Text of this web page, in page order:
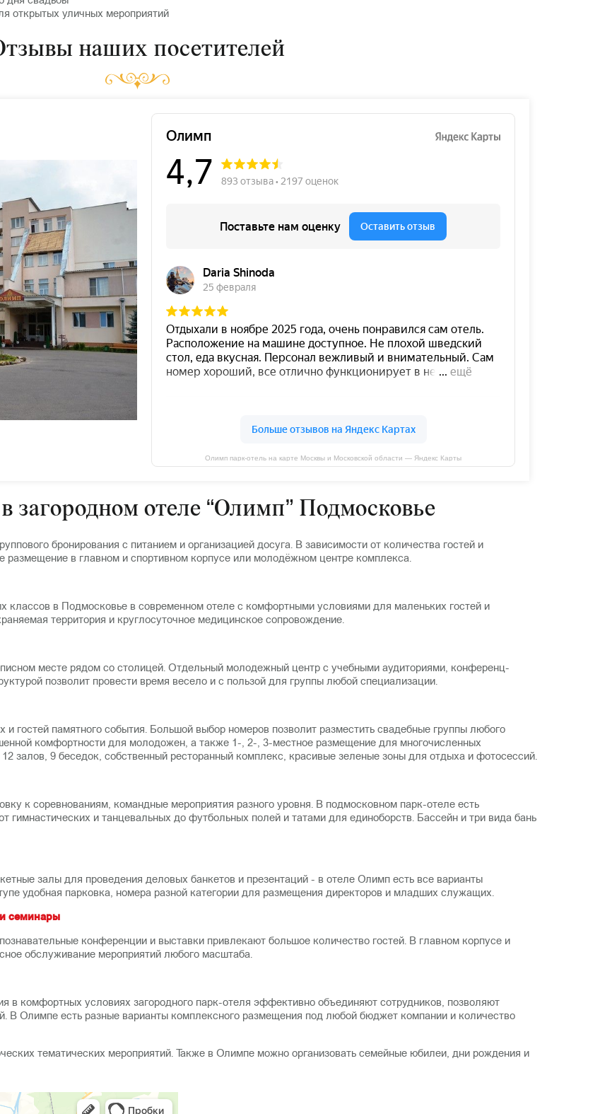
открытых уличных мероприятий
наших посетителей
Олимп парк-отель на карте Москвы и Московской области — Яндекс Карты
загородном отеле “Олимп” Подмосковье
бронирования с питанием и организацией досуга. В зависимости от количества гостей и
размещение в главном и спортивном корпусе или молодёжном центре комплекса.
классов в Подмосковье в современном отеле с комфортными условиями для маленьких гостей и
территория и круглосуточное медицинское сопровождение.
месте рядом со столицей. Отдельный молодежный центр с учебными аудиториями, конференц-
позволит провести время весело и с пользой для группы любой специализации.
памятного события. Большой выбор номеров позволит разместить свадебные группы любого
комфортности для молодожен, а также 1-, 2-, 3-местное размещение для многочисленных
залов, 9 беседок, собственный ресторанный комплекс, красивые зеленые зоны для отдыха и фотосессий.
к соревнованиям, командные мероприятия разного уровня. В подмосковном парк-отеле есть
гимнастических и танцевальных до футбольных полей и татами для единоборств. Бассейн и три вида бань
залы для проведения деловых банкетов и презентаций - в отеле Олимп есть все варианты
удобная парковка, номера разной категории для размещения директоров и младших служащих.
семинары
конференции и выставки привлекают большое количество гостей. В главном корпусе и
обслуживание мероприятий любого масштаба.
в комфортных условиях загородного парк-отеля эффективно объединяют сотрудников, позволяют
В Олимпе есть разные варианты комплексного размещения под любой бюджет компании и количество
тематических мероприятий. Также в Олимпе можно организовать семейные юбилеи, дни рождения и